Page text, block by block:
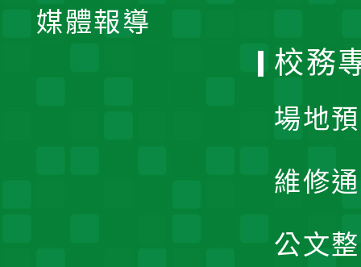
媒體報導
校務
場地
維修
公文